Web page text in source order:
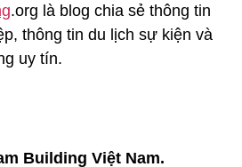
.org là blog chia sẻ thông tin
thông tin du lịch sự kiện và
uy tín.
Building Việt Nam.